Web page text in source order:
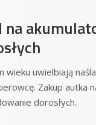
na
wieku uwielbiają
Zakup
dorosłych.